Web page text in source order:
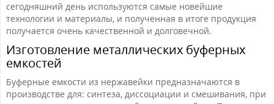
сегодняшний день используются самые новейшие
технологии и материалы, и полученная в итоге продукция
получается очень качественной и долговечной.
Изготовление металлических буферных
емкостей
Буферные емкости из нержавейки предназначаются в
производстве для: синтеза, диссоциации и смешивания, при